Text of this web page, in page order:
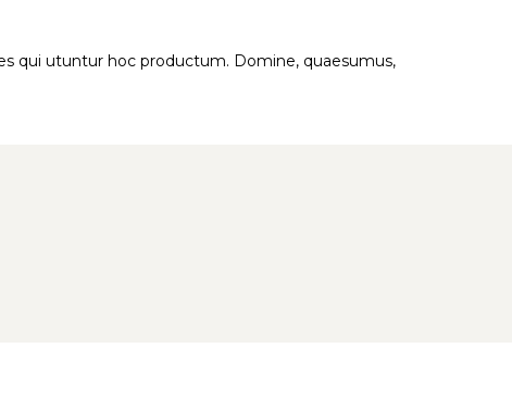
qui utuntur hoc productum. Domine, quaesumus,